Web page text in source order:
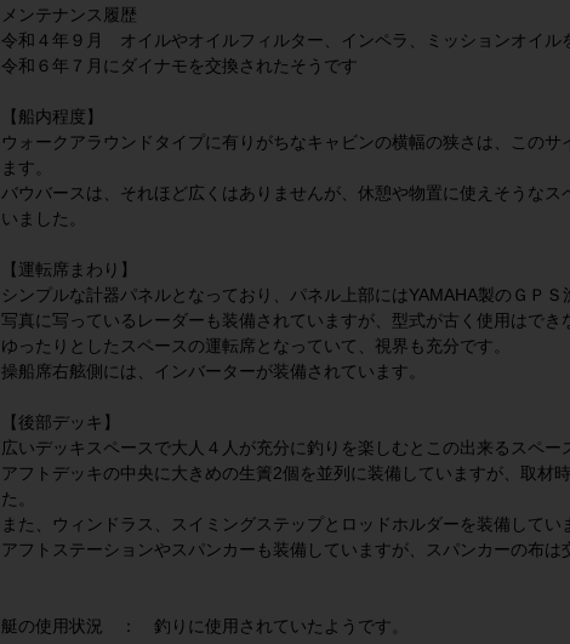
メンテナンス履歴
令和４年９月 オイルやオイルフィルター、インペラ、ミッションオイル
令和６年７月にダイナモを交換されたそうです
【船内程度】
ウォークアラウンドタイプに有りがちなキャビンの横幅の狭さは、この
ます。
バウバースは、それほど広くはありませんが、休憩や物置に使えそうな
いました。
【運転席まわり】
シンプルな計器パネルとなっており、パネル上部にはYAMAHA製のＧＰＳ
写真に写っているレーダーも装備されていますが、型式が古く使用はでき
ゆったりとしたスペースの運転席となっていて、視界も充分です。
操船席右舷側には、インバーターが装備されています。
【後部デッキ】
広いデッキスペースで大人４人が充分に釣りを楽しむとこの出来るスペー
アフトデッキの中央に大きめの生簀2個を並列に装備していますが、取材
た。
また、ウィンドラス、スイミングステップとロッドホルダーを装備してい
アフトステーションやスパンカーも装備していますが、スパンカーの布は
艇の使用状況 ： 釣りに使用されていたようです。